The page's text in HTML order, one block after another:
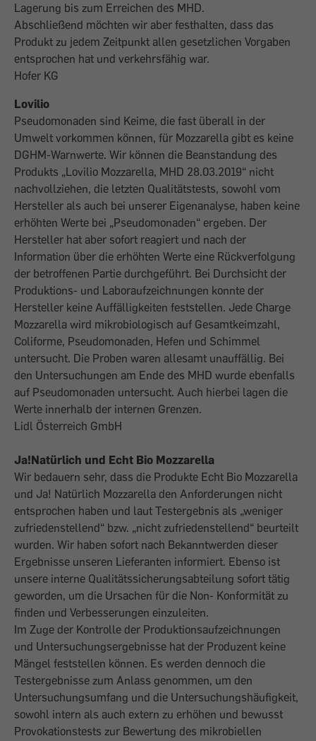
Lagerung bis zum Erreichen des MHD.
Abschließend möchten wir aber festhalten, dass das
Produkt zu jedem Zeitpunkt allen gesetzlichen Vorgaben
entsprochen hat und verkehrsfähig war.
Hofer KG
Lovilio
Pseudomonaden sind Keime, die fast überall in der
Umwelt vorkommen können, für Mozzarella gibt es keine
DGHM-Warnwerte. Wir können die Beanstandung des
Produkts „Lovilio Mozzarella, MHD 28.03.2019“ nicht
nachvollziehen, die letzten Qualitätstests, sowohl vom
Hersteller als auch bei unserer Eigenanalyse, haben keine
erhöhten Werte bei „Pseudomonaden“ ergeben. Der
Hersteller hat aber sofort reagiert und nach der
Information über die erhöhten Werte eine Rückverfolgung
der betroffenen Partie durchgeführt. Bei Durchsicht der
Produktions- und Laboraufzeichnungen konnte der
Hersteller keine Auffälligkeiten feststellen. Jede Charge
Mozzarella wird mikrobiologisch auf Gesamtkeimzahl,
Coliforme, Pseudomonaden, Hefen und Schimmel
untersucht. Die Proben waren allesamt unauffällig. Bei
den Untersuchungen am Ende des MHD wurde ebenfalls
auf Pseudomonaden untersucht. Auch hierbei lagen die
Werte innerhalb der internen Grenzen.
Lidl Österreich GmbH
Ja!Natürlich und Echt Bio Mozzarella
Wir bedauern sehr, dass die Produkte Echt Bio Mozzarella
und Ja! Natürlich Mozzarella den Anforderungen nicht
entsprochen haben und laut Testergebnis als „weniger
zufriedenstellend“ bzw. „nicht zufriedenstellend“ beurteilt
wurden. Wir haben sofort nach Bekanntwerden dieser
Ergebnisse unseren Lieferanten informiert. Ebenso ist
unsere interne Qualitätssicherungsabteilung sofort tätig
geworden, um die Ursachen für die Non- Konformität zu
finden und Verbesserungen einzuleiten.
Im Zuge der Kontrolle der Produktionsaufzeichnungen
und Untersuchungsergebnisse hat der Produzent keine
Mängel feststellen können. Es werden dennoch die
Testergebnisse zum Anlass genommen, um den
Untersuchungsumfang und die Untersuchungshäufigkeit,
sowohl intern als auch extern zu erhöhen und bewusst
Provokationstests zur Bewertung des mikrobiellen